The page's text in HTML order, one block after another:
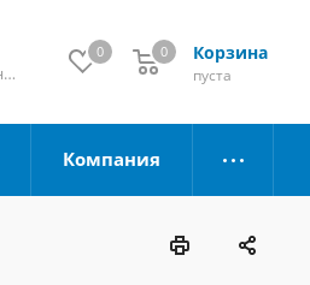
0 Корзина
пуста
0
Мой кабинет
Компания